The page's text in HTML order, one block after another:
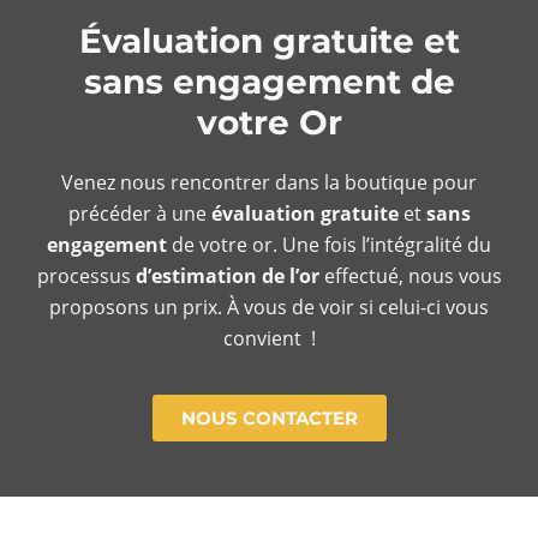
Évaluation gratuite et
sans engagement de
votre Or
Venez nous rencontrer dans la boutique pour
précéder à uneévaluation gratuiteetsans
engagement de votre or. Une fois l’intégralité du
processus d’estimation de l’oreffectué, nous vous
proposons un prix. À vous de voir si celui-ci vous
convient !
NOUS CONTACTER